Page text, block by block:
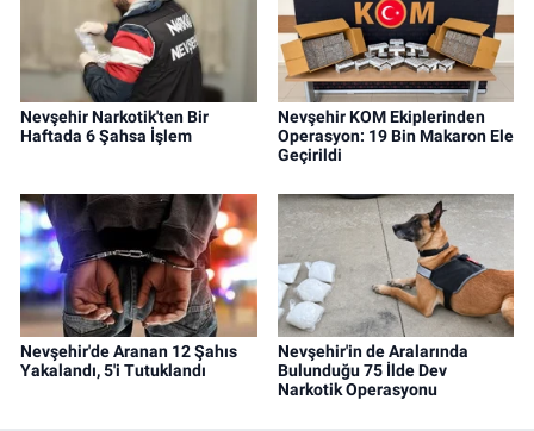
Nevşehir Narkotik'ten Bir
Haftada 6 Şahsa İşlem
Nevşehir KOM Ekiplerinden
Operasyon: 19 Bin Makaron Ele
Geçirildi
Nevşehir'de Aranan 12 Şahıs
Yakalandı, 5'i Tutuklandı
Nevşehir'in de Aralarında
Bulunduğu 75 İlde Dev
Narkotik Operasyonu